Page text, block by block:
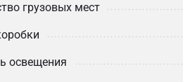
грузовых мест
освещения